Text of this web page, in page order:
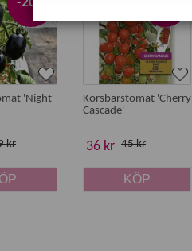
'Night
kr
Körsbärstomat 'Cherry
Cascade'
36 kr 45 kr
KÖP